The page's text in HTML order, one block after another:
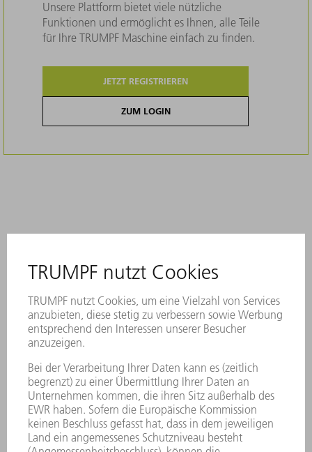
Unsere Plattform bietet viele nützliche
Funktionen und ermöglicht es Ihnen, alle Teile
für Ihre TRUMPF Maschine einfach zu finden.
JETZT REGISTRIEREN
ZUM LOGIN